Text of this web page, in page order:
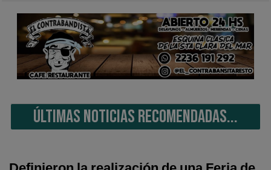
ÚLTIMAS NOTICIAS RECOMENDADAS...